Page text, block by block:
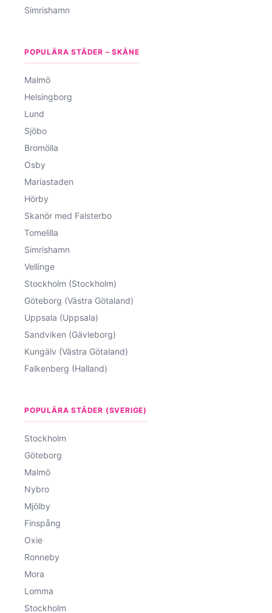
Simrishamn
POPULÄRA STÄDER – SKÅNE
Malmö
Helsingborg
Lund
Sjöbo
Bromölla
Osby
Mariastaden
Hörby
Skanör med Falsterbo
Tomelilla
Simrishamn
Vellinge
Stockholm (Stockholm)
Göteborg (Västra Götaland)
Uppsala (Uppsala)
Sandviken (Gävleborg)
Kungälv (Västra Götaland)
Falkenberg (Halland)
POPULÄRA STÄDER (SVERIGE)
Stockholm
Göteborg
Malmö
Nybro
Mjölby
Finspång
Oxie
Ronneby
Mora
Lomma
Stockholm